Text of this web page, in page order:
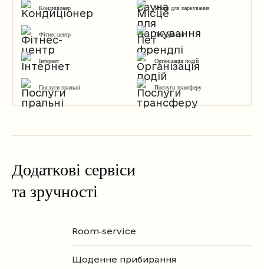
Кондиціонер Місце для паркування
Фітнес-центр Пет френдлі
Інтернет Організація подій
Послуги пральні Послуги трансферу
Додаткові сервіси
та зручності
Room‑service
Щоденне прибирання